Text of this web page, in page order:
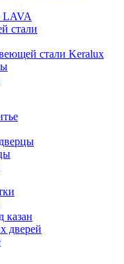
LAVA
стали
стали Keralux
казан
дверей